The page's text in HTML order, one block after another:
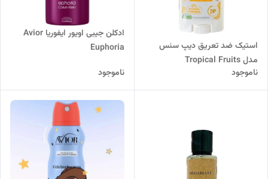
استیک ضد تعریق دیپ سنس
مدل Tropical Fruits
ناموجود
ادکلن جیبی اویور ایفوریا Avior
Euphoria
ناموجود